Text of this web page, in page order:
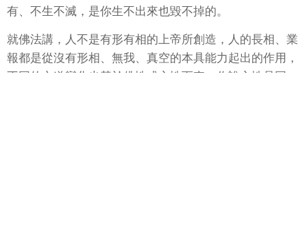
有、不生不滅，是你生不出來也毀不掉的。
就佛法講，人不是有形有相的上帝所創造，人的長相、業
報都是從沒有形相、無我、真空的本具能力起出的作用，
不同的六道變化也基於佛性或心性而來。你說心性是同，